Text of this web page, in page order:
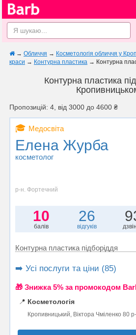
→ Обличчя → Косметологія обличчя у
краси → Контурна пластика → Контурна
Контурна пластика
Пропозицій: 4, від 3000 до 4600 ₴
🎓 Медосвіта
Елена Журба
косметолог
р-н. Фортечний
10
балів
26
відгуків
Контурна пластика підборіддя
➡️ Усі послуги та ціни (85)
🎁 Знижка 5% за промокодом
📍 Косметологія
Кропивницький, Віктора Чміленко 80